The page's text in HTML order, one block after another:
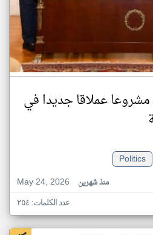
عملاقا جديدا في
Politics
May 24, 2026
منذ شهرين
عدد الكلمات: ٢٥٤